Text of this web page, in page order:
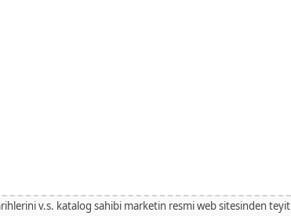
v.s. katalog sahibi marketin resmi web sitesinden teyit